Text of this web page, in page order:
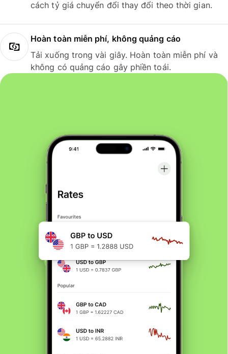
cách tỷ giá chuyển đổi thay đổi theo thời gian.
Hoàn toàn miễn phí, không quảng cáo
Tải xuống trong vài giây. Hoàn toàn miễn phí và
không có quảng cáo gây phiền toái.